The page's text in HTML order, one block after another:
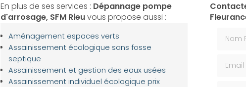
En plus de ses services : Dépannage pompe
d'arrosage, SFM Rieuvous propose aussi :
Aménagement espaces verts
Assainissement écologique sans fosse
septique
Assainissement et gestion des eaux usées
Assainissement individuel écologique prix